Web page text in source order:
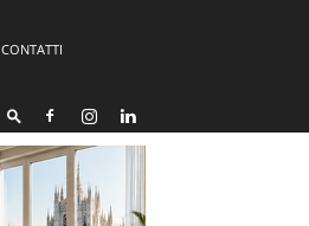
CONTATTI